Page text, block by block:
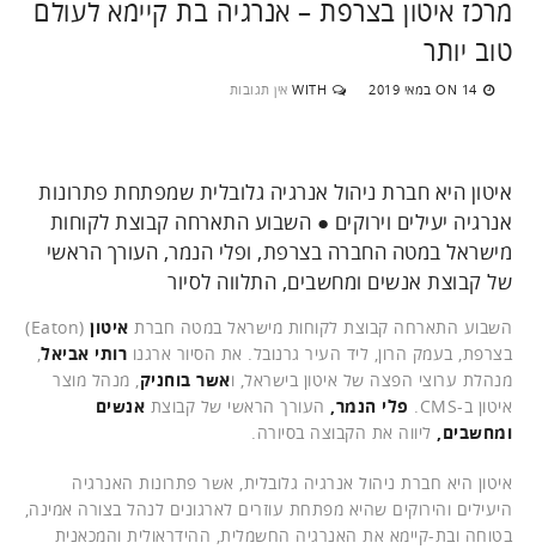
מרכז איטון בצרפת – אנרגיה בת קיימא לעולם
טוב יותר
ON 14 במאי 2019 WITH אין תגובות
איטון היא חברת ניהול אנרגיה גלובלית שמפתחת פתרונות
אנרגיה יעילים וירוקים ● השבוע התארחה קבוצת לקוחות
מישראל במטה החברה בצרפת, ופלי הנמר, העורך הראשי
של קבוצת אנשים ומחשבים, התלווה לסיור
השבוע התארחה קבוצת לקוחות מישראל במטה חברת איטון
(Eaton)
בצרפת, בעמק הרון, ליד העיר גרנובל. את הסיור ארגנו רותי אביאל,
מנהלת ערוצי הפצה של איטון בישראל, ואשר בוחניק, מנהל מוצר
איטון ב-CMS
. פלי הנמר, העורך הראשי של קבוצת אנשים
ומחשבים, ליווה את הקבוצה בסיורה.
איטון היא חברת ניהול אנרגיה גלובלית, אשר פתרונות האנרגיה
היעילים והירוקים שהיא מפתחת עוזרים לארגונים לנהל בצורה אמינה,
בטוחה ובת-קיימא את האנרגיה החשמלית, ההידראולית והמכאנית